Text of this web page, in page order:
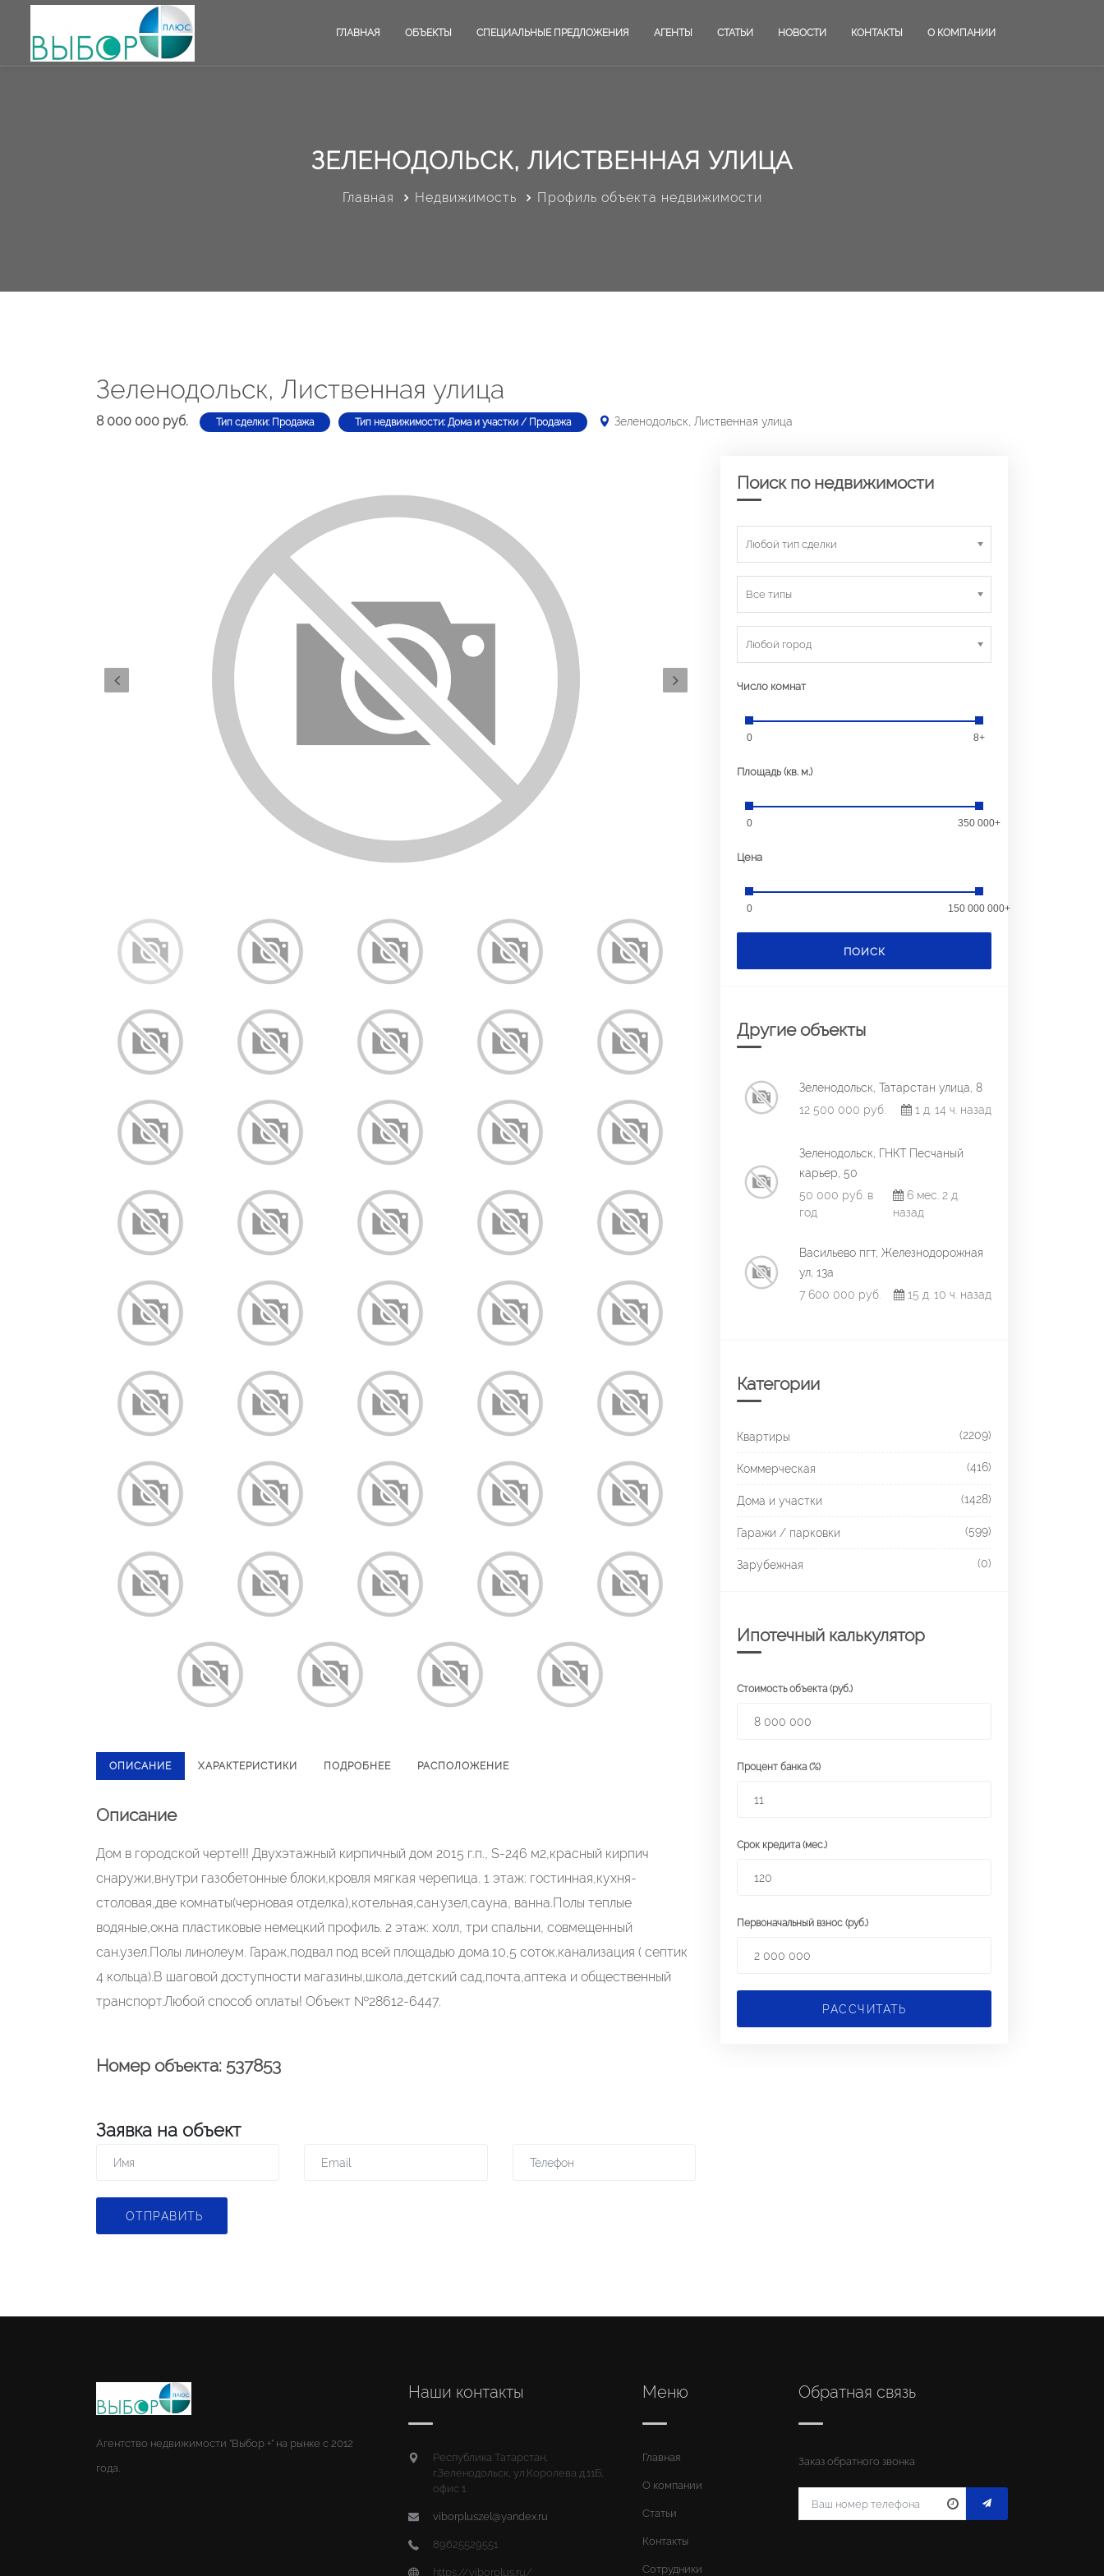
ГЛАВНАЯ ОБЪЕКТЫ СПЕЦИАЛЬНЫЕ ПРЕДЛОЖЕНИЯ АГЕНТЫ СТАТЬИ НОВОСТИ КОНТАКТЫ О КОМПАНИИ
ЗЕЛЕНОДОЛЬСК, ЛИСТВЕННАЯ УЛИЦА
Главная Недвижимость Профиль объекта недвижимости
Зеленодольск, Лиственная улица
8 000 000 руб. Тип сделки: Продажа Тип недвижимости: Дома и участки / Продажа Зеленодольск, Лиственная улица
ОПИСАНИЕ ХАРАКТЕРИСТИКИ ПОДРОБНЕЕ РАСПОЛОЖЕНИЕ
Описание
Дом в городской черте!!! Двухэтажный кирпичный дом 2015 г.п., S-246 м2,красный кирпич
снаружи,внутри газобетонные блоки,кровля мягкая черепица. 1 этаж: гостинная,кухня-
столовая,две комнаты(черновая отделка),котельная,сан.узел,сауна, ванна.Полы теплые
водяные,окна пластиковые немецкий профиль. 2 этаж: холл, три спальни, совмещенный
сан.узел.Полы линолеум. Гараж,подвал под всей площадью дома.10,5 соток.канализация ( септик
4 кольца).В шаговой доступности магазины,школа,детский сад,почта,аптека и общественный
транспорт.Любой способ оплаты! Объект №28612-6447.
Номер объекта: 537853
Заявка на объект
ОТПРАВИТЬ
Поиск по недвижимости
Любой тип сделки
Все типы
Любой город
Число комнат
0 8+
Площадь (кв. м.)
0 350 000+
Цена
0 150 000 000+
ПОИСК
Другие объекты
Зеленодольск, Татарстан улица, 8
12 500 000 руб.
1 д. 14 ч. назад
Зеленодольск, ГНКТ Песчаный
карьер, 50
50 000 руб. в
год
6 мес. 2 д.
назад
Васильево пгт, Железнодорожная
ул, 13а
7 600 000 руб.
15 д. 10 ч. назад
Категории
Квартиры (2209)
Коммерческая (416)
Дома и участки (1428)
Гаражи / парковки (599)
Зарубежная (0)
Ипотечный калькулятор
Стоимость объекта (руб.)
Процент банка (%)
Срок кредита (мес.)
Первоначальный взнос (руб.)
РАССЧИТАТЬ
Агентство недвижимости "Выбор +" на рынке с 2012
года.
Наши контакты
Республика Татарстан,
г.Зеленодольск, ул.Королева д.11Б,
офис 1
viborpluszel@yandex.ru
89625529551
https://viborplus.ru/
Меню
Главная
О компании
Статьи
Контакты
Сотрудники
Обратная связь
Заказ обратного звонка